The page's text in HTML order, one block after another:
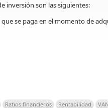
inversión son las siguientes:
que se paga en el momento de
Ratios financieros Rentabilidad